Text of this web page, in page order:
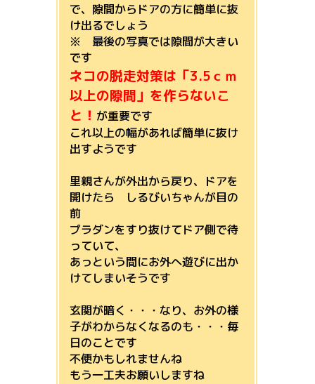
で、隙間からドアの方に簡単に抜
け出るでしょう
※ 最後の写真では隙間が大きい
です
ネコの脱走対策は「3.5ｃｍ
以上の隙間」を作らないこ
と！ が重要です
これ以上の幅があれば簡単に抜け
出すようです
里親さんが外出から戻り、ドアを
開けたら しるびいちゃんが目の
前
プラダンをすり抜けてドア側で待
っていて、
あっという間にお外へ遊びに出か
けてしまいそうです
玄関が暗く・・・なり、お外の様
子がわからなくなるのも・・・毎
日のことです
不便かもしれませんね
もう一工夫お願いしますね